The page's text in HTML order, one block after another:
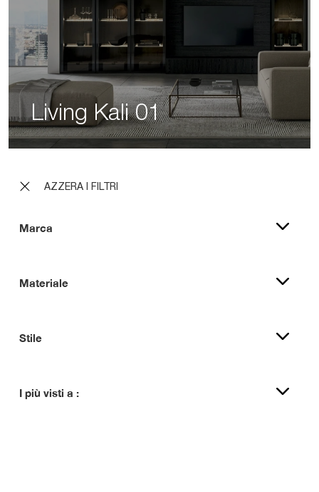
AZZERA I FILTRI
Marca
Materiale
Stile
I più visti a :
Living Kali 01